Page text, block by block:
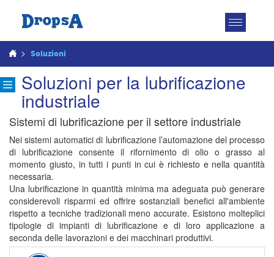
Attiva
> Soluzioni
Soluzioni per la lubrificazione
industriale
Sistemi di lubrificazione per il settore industriale
Nei sistemi automatici di lubrificazione l’automazione del processo
di lubrificazione consente il rifornimento di olio o grasso al
momento giusto, in tutti i punti in cui è richiesto e nella quantità
necessaria.
Una lubrificazione in quantità minima ma adeguata può generare
considerevoli risparmi ed offrire sostanziali benefici all'ambiente
rispetto a tecniche tradizionali meno accurate. Esistono molteplici
tipologie di impianti di lubrificazione e di loro applicazione a
seconda delle lavorazioni e dei macchinari produttivi.